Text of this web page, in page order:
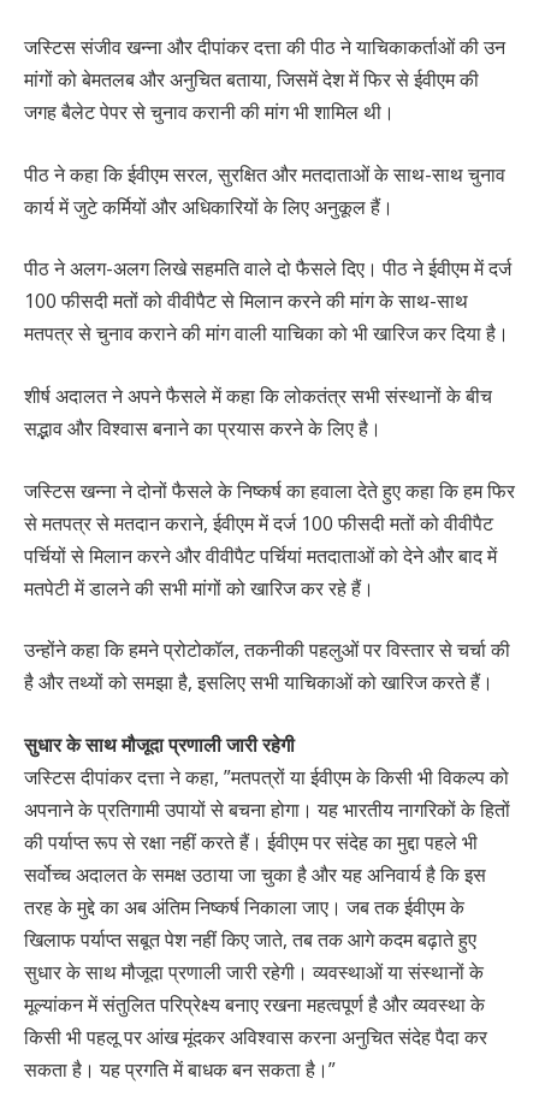
जस्टिस संजीव खन्ना और दीपांकर दत्ता की पीठ ने याचिकाकर्ताओं की उन
मांगों को बेमतलब और अनुचित बताया, जिसमें देश में फिर से ईवीएम की
जगह बैलेट पेपर से चुनाव करानी की मांग भी शामिल थी।
पीठ ने कहा कि ईवीएम सरल, सुरक्षित और मतदाताओं के साथ-साथ चुनाव
कार्य में जुटे कर्मियों और अधिकारियों के लिए अनुकूल हैं।
पीठ ने अलग-अलग लिखे सहमति वाले दो फैसले दिए। पीठ ने ईवीएम में दर्ज
100 फीसदी मतों को वीवीपैट से मिलान करने की मांग के साथ-साथ
मतपत्र से चुनाव कराने की मांग वाली याचिका को भी खारिज कर दिया है।
शीर्ष अदालत ने अपने फैसले में कहा कि लोकतंत्र सभी संस्थानों के बीच
सद्भाव और विश्वास बनाने का प्रयास करने के लिए है।
जस्टिस खन्ना ने दोनों फैसले के निष्कर्ष का हवाला देते हुए कहा कि हम फिर
से मतपत्र से मतदान कराने, ईवीएम में दर्ज 100 फीसदी मतों को वीवीपैट
पर्चियों से मिलान करने और वीवीपैट पर्चियां मतदाताओं को देने और बाद में
मतपेटी में डालने की सभी मांगों को खारिज कर रहे हैं।
उन्होंने कहा कि हमने प्रोटोकॉल, तकनीकी पहलुओं पर विस्तार से चर्चा की
है और तथ्यों को समझा है, इसलिए सभी याचिकाओं को खारिज करते हैं।
सुधार के साथ मौजूदा प्रणाली जारी रहेगी
जस्टिस दीपांकर दत्ता ने कहा, ”मतपत्रों या ईवीएम के किसी भी विकल्प को
अपनाने के प्रतिगामी उपायों से बचना होगा। यह भारतीय नागरिकों के हितों
की पर्याप्त रूप से रक्षा नहीं करते हैं। ईवीएम पर संदेह का मुद्दा पहले भी
सर्वोच्च अदालत के समक्ष उठाया जा चुका है और यह अनिवार्य है कि इस
तरह के मुद्दे का अब अंतिम निष्कर्ष निकाला जाए। जब तक ईवीएम के
खिलाफ पर्याप्त सबूत पेश नहीं किए जाते, तब तक आगे कदम बढ़ाते हुए
सुधार के साथ मौजूदा प्रणाली जारी रहेगी। व्यवस्थाओं या संस्थानों के
मूल्यांकन में संतुलित परिप्रेक्ष्य बनाए रखना महत्वपूर्ण है और व्यवस्था के
किसी भी पहलू पर आंख मूंदकर अविश्वास करना अनुचित संदेह पैदा कर
सकता है। यह प्रगति में बाधक बन सकता है।”